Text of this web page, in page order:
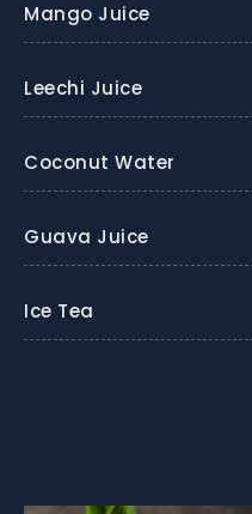
Mango Juice
Leechi Juice
Coconut Water
Guava Juice
Ice Tea